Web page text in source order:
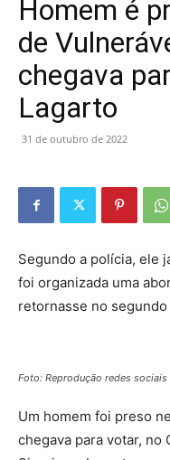
Homem é
de
chegava
Lagarto
31 de outubro de 2022
Segundo a polícia, ele
foi organizada uma
retornasse no
Foto: Reprodução redes sociais
Um homem foi preso
chegava para votar, no